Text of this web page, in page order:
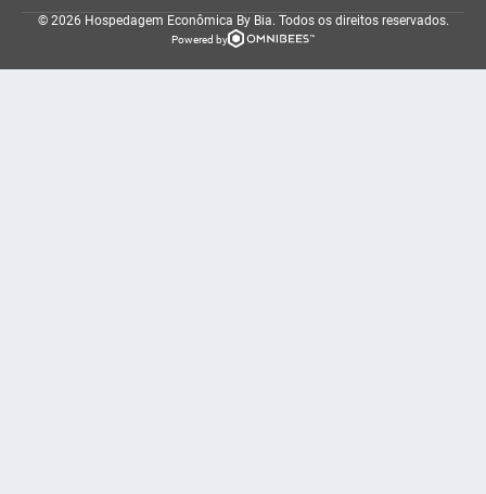
© 2026 Hospedagem Econômica By Bia. Todos os direitos reservados.
Powered by